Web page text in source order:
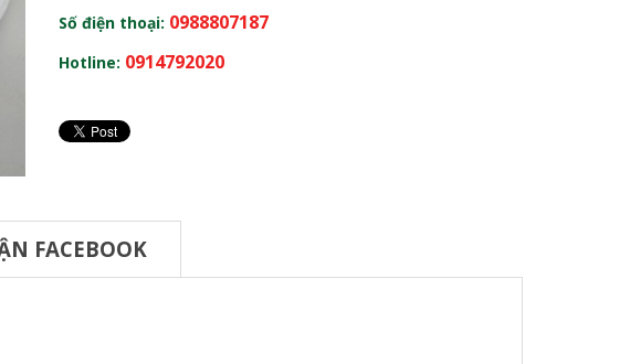
Số điện thoại: 0988807187
Hotline: 0914792020
FACEBOOK